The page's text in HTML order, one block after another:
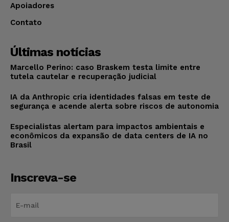
Apoiadores
Contato
Últimas notícias
Marcello Perino: caso Braskem testa limite entre
tutela cautelar e recuperação judicial
IA da Anthropic cria identidades falsas em teste de
segurança e acende alerta sobre riscos de autonomia
Especialistas alertam para impactos ambientais e
econômicos da expansão de data centers de IA no
Brasil
Inscreva-se